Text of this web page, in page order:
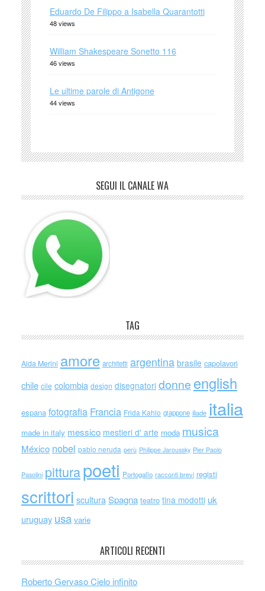
Eduardo De Filippo a Isabella Quarantotti
48 views
William Shakespeare Sonetto 116
46 views
Le ultime parole di Antigone
44 views
SEGUI IL CANALE WA
TAG
Alda Merini amore architetti argentina brasile capolavori
chile cile colombia design disegnatori donne english
espana fotografia Francia Frida Kahlo giappone iliade italia
made in italy messico mestieri d' arte moda musica
México nobel pablo neruda perù Philippe Jaroussky Pier Paolo
Pasolini pitturapoeti Portogallo racconti brevi registi
scrittori scultura Spagna teatro tina modotti uk
uruguay usa varie
ARTICOLI RECENTI
Roberto Gervaso Cielo infinito